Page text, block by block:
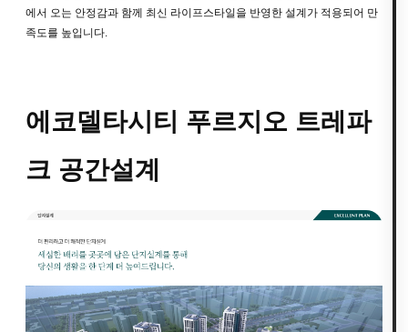
에서 오는 안정감과 함께 최신 라이프스타일을 반영한 설계가 적용되어 만
족도를 높입니다.
에코델타시티 푸르지오 트레파
크 공간설계